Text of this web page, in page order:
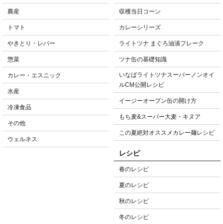
農産
トマト
やきとり・レバー
惣菜
カレー・エスニック
水産
冷凍食品
その他
ウェルネス
収穫当日コーン
カレーシリーズ
ライトツナ まぐろ油漬フレーク
ツナ缶の基礎知識
いなばライトツナスーパーノンオイ
ルCM公開レシピ
イージーオープン缶の開け方
もち麦&スーパー大麦・キヌア
この夏絶対オススメカレー麺レシピ
レシピ
春のレシピ
夏のレシピ
秋のレシピ
冬のレシピ